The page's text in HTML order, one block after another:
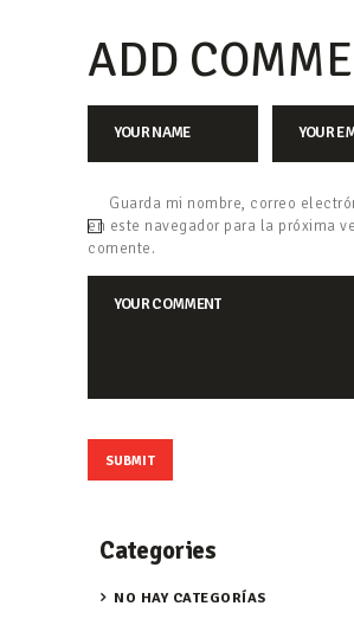
ADD
Guarda mi nombre, correo
en este navegador para la próxima
comente.
Categories
NO HAY CATEGORÍAS